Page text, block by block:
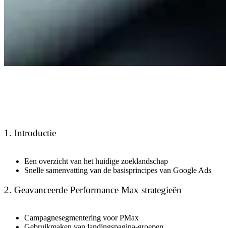
1. Introductie
Een overzicht van het huidige zoeklandschap
Snelle samenvatting van de basisprincipes van Google Ads
2. Geavanceerde Performance Max strategieën
Campagnesegmentering voor PMax